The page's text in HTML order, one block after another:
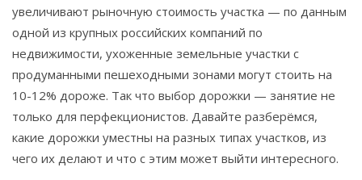
увеличивают рыночную стоимость участка — по данным
одной из крупных российских компаний по
недвижимости, ухоженные земельные участки с
продуманными пешеходными зонами могут стоить на
10-12% дороже. Так что выбор дорожки — занятие не
только для перфекционистов. Давайте разберёмся,
какие дорожки уместны на разных типах участков, из
чего их делают и что с этим может выйти интересного.